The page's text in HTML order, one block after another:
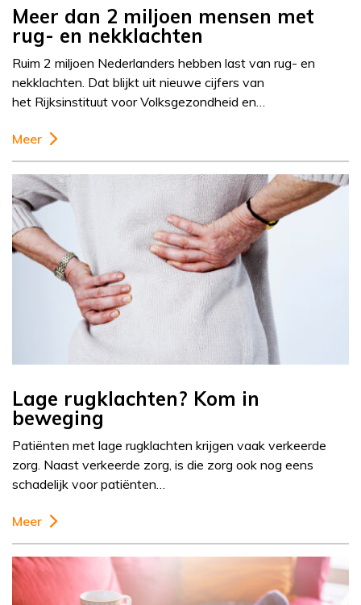
Meer dan 2 miljoen mensen met
rug- en nekklachten
Ruim 2 miljoen Nederlanders hebben last van rug- en
nekklachten. Dat blijkt uit nieuwe cijfers van
het Rijksinstituut voor Volksgezondheid en…
Meer
Lage rugklachten? Kom in
beweging
Patiënten met lage rugklachten krijgen vaak verkeerde
zorg. Naast verkeerde zorg, is die zorg ook nog eens
schadelijk voor patiënten…
Meer